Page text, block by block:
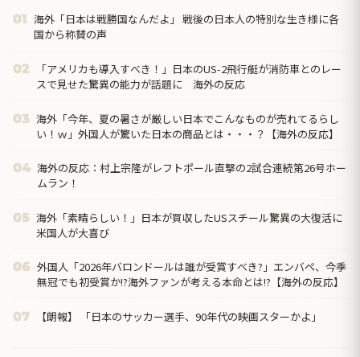
01 海外「日本は戦勝国なんだよ」 戦後の日本人の特別な生き様に各
国から称賛の声
02
「アメリカも導入すべき！」日本のUS-2飛行艇が消防車とのレー
スで見せた驚異の能力が話題に 海外の反応
03 海外「今年、夏の暑さが厳しい日本でこんなものが売れてるらし
い！ｗ」外国人が驚いた日本の商品とは・・・？【海外の反応】
04 海外の反応：村上宗隆がレフトポール直撃の2試合連続第26号ホー
ムラン！
05 海外「素晴らしい！」日本が買収したUSスチール驚異の大復活に
米国人が大喜び
06 外国人「2026年バロンドールは誰が受賞すべき?」エンバペ、今季
無冠でも初受賞か!?海外ファンが考える本命とは!?【海外の反応】
07 【朗報】 「日本のサッカー選手、90年代の映画スターかよ」